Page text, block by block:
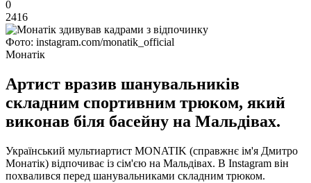
0
2416
Фото: instagram.com/monatik_official
Монатік
Артист вразив шанувальників
складним спортивним трюком, який
виконав біля басейну на Мальдівах.
Український мультиартист MONATIK (справжнє ім'я Дмитро
Монатік) відпочиває із сім'єю на Мальдівах. В Instagram він
похвалився перед шанувальниками складним трюком.